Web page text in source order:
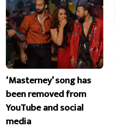
‘Masterney’ song has
been removed from
YouTube and social
media